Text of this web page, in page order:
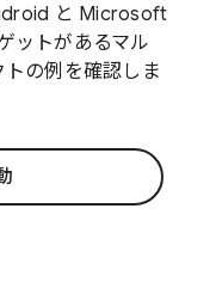
と Microsoft
ットがあるマル
の例を確認しま